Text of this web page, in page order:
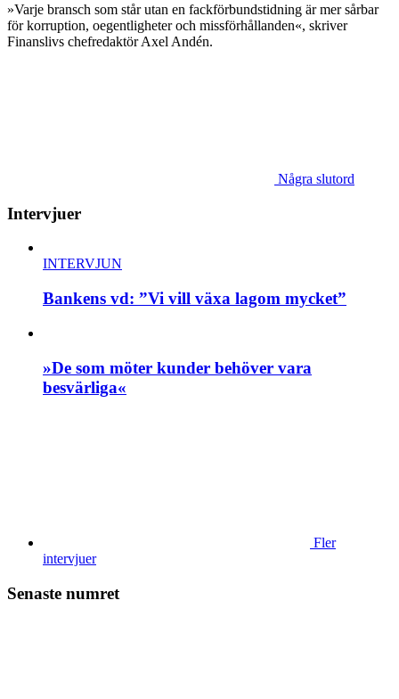
»Varje bransch som står utan en fackförbundstidning är mer sårbar
för korruption, oegentligheter och missförhållanden«, skriver
Finanslivs chefredaktör Axel Andén.
Några slutord
Intervjuer
INTERVJUN
Bankens vd: ”Vi vill växa lagom mycket”
»De som möter kunder behöver vara
besvärliga«
Fler
intervjuer
Senaste numret